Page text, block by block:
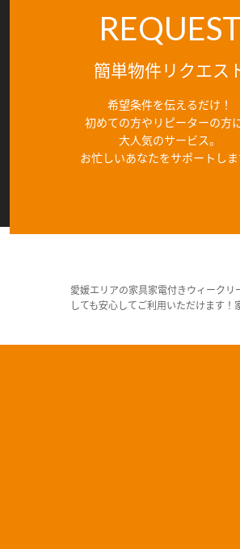
REQUEST
簡単物件リクエス
希望条件を伝えるだけ！
初めての方やリピーターの方
大人気のサービス。
お忙しいあなたをサポートしま
愛媛エリアの家具家電付きウィーク
しても安心してご利用いただけます！